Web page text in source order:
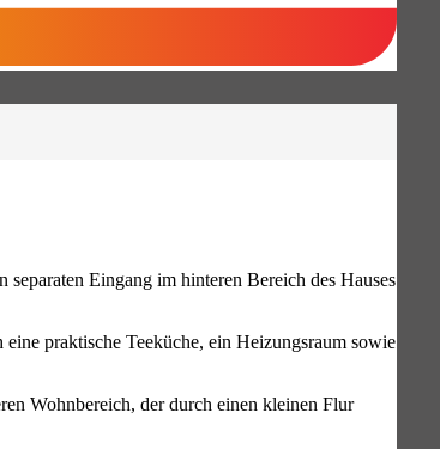
Eingang im hinteren Bereich des Hauses
praktische Teeküche, ein Heizungsraum sowie
Wohnbereich, der durch einen kleinen Flur